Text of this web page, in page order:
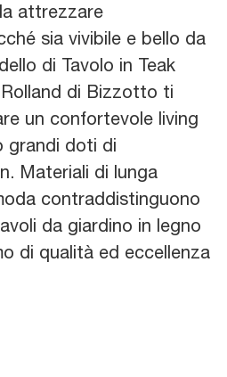
attrezzare
sia vivibile e bello da
di Tavolo in Teak
di Bizzotto ti
un confortevole living
grandi doti di
Materiali di lunga
contraddistinguono
da giardino in legno
di qualità ed eccellenza